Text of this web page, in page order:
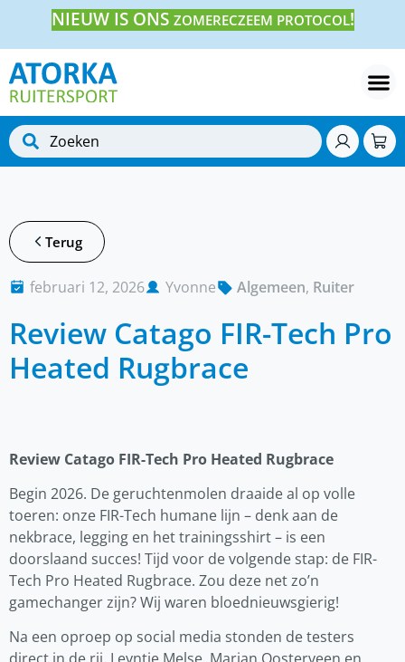
NIEUW IS ONS ZOMERECZEEM PROTOCOL!
Terug
februari 12, 2026 Yvonne Algemeen, Ruiter
Review Catago FIR-Tech Pro
Heated Rugbrace
Review Catago FIR-Tech Pro Heated Rugbrace
Begin 2026. De geruchtenmolen draaide al op volle
toeren: onze FIR-Tech humane lijn – denk aan de
nekbrace, legging en het trainingsshirt – is een
doorslaand succes! Tijd voor de volgende stap: de FIR-
Tech Pro Heated Rugbrace. Zou deze net zo’n
gamechanger zijn? Wij waren bloednieuwsgierig!
Na een oproep op social media stonden de testers